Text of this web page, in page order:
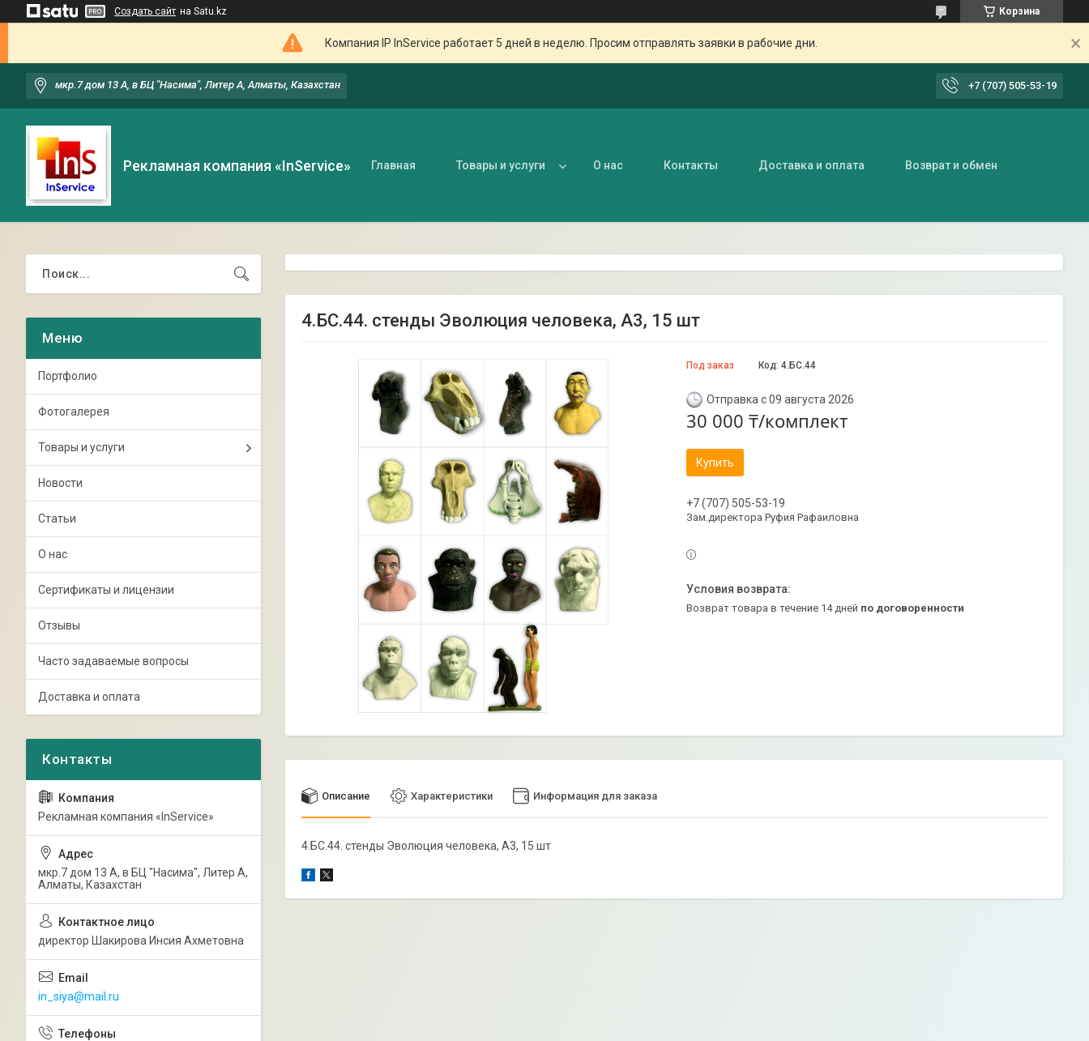
Создать сайт на Satu.kz Корзина
Компания IP InService работает 5 дней в неделю. Просим отправлять заявки в рабочие дни.
мкр.7 дом 13 А, в БЦ "Насима", Литер А, Алматы, Казахстан +7 (707) 505-53-19
Рекламная компания «InService» Главная Товары и услуги О нас Контакты Доставка и оплата Возврат и обмен
4.БС.44. стенды Эволюция человека, А3, 15 шт
Под заказ Код: 4.БС.44
Отправка с 09 августа 2026
30 000 ₸/комплект
Купить
+7 (707) 505-53-19
Зам.директора Руфия Рафаиловна
возврат товара в течение 14 дней по договоренности
Описание Характеристики Информация для заказа
4.БС.44. стенды Эволюция человека, А3, 15 шт
Портфолио
Фотогалерея
Товары и услуги
Новости
Статьи
О нас
Сертификаты и лицензии
Отзывы
Часто задаваемые вопросы
Доставка и оплата
Рекламная компания «InService»
мкр.7 дом 13 А, в БЦ "Насима", Литер А,
Алматы, Казахстан
директор Шакирова Инсия Ахметовна
in_siya@mail.ru